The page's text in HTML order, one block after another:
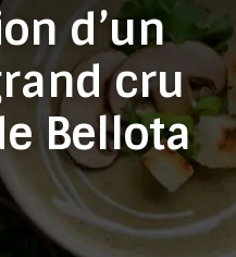
d’un
cru
Bellota